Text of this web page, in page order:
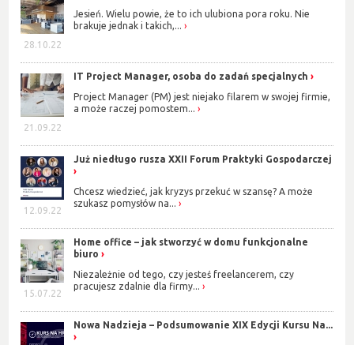
28.10.22
Jesień. Wielu powie, że to ich ulubiona pora roku. Nie
brakuje jednak i takich,...
21.09.22
IT Project Manager, osoba do zadań specjalnych
Project Manager (PM) jest niejako filarem w swojej firmie,
a może raczej pomostem...
12.09.22
Już niedługo rusza XXII Forum Praktyki Gospodarczej
Chcesz wiedzieć, jak kryzys przekuć w szansę? A może
szukasz pomysłów na...
15.07.22
Home office – jak stworzyć w domu funkcjonalne
biuro
Niezależnie od tego, czy jesteś freelancerem, czy
pracujesz zdalnie dla firmy...
Nowa Nadzieja – Podsumowanie XIX Edycji Kursu Na...